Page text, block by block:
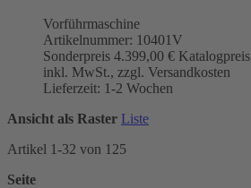
Vorführmaschine
Artikelnummer: 10401V
Sonderpreis 4.399,00 € Katalogpreis
inkl. MwSt., zzgl. Versandkosten
Lieferzeit: 1-2 Wochen
Ansicht als Raster Liste
Artikel 1-32 von 125
Seite